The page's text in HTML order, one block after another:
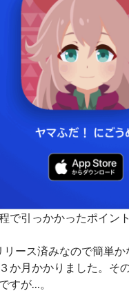
で引っかかったポイン
リース済みなので簡単
か月かかりました。そ
すが…。